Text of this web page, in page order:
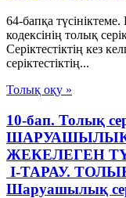
64-бапқа
кодексінің толық
Серіктестіктің кез
серіктестіктің...
Толық оқу »
10-бап. Толық
ШАРУАШЫЛЫҚ
ЖЕКЕЛЕГЕН
I-ТАРАУ.
Шаруашылық